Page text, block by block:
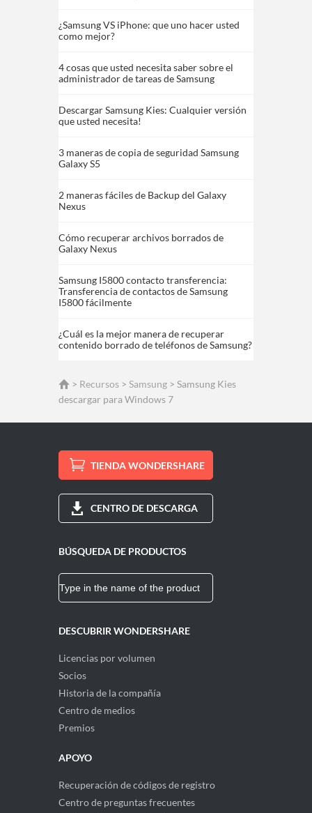
¿Samsung VS iPhone: que uno hacer usted
como mejor?
4 cosas que usted necesita saber sobre el
administrador de tareas de Samsung
Descargar Samsung Kies: Cualquier versión
que usted necesita!
3 maneras de copia de seguridad Samsung
Galaxy S5
2 maneras fáciles de Backup del Galaxy
Nexus
Cómo recuperar archivos borrados de
Galaxy Nexus
Samsung I5800 contacto transferencia:
Transferencia de contactos de Samsung
I5800 fácilmente
¿Cuál es la mejor manera de recuperar
contenido borrado de teléfonos de Samsung?
> Recursos > Samsung > Samsung Kies
descargar para Windows 7
TIENDA WONDERSHARE
CENTRO DE DESCARGA
BÚSQUEDA DE PRODUCTOS
DESCUBRIR WONDERSHARE
Licencias por volumen
Socios
Historia de la compañía
Centro de medios
Premios
APOYO
Recuperación de códigos de registro
Centro de preguntas frecuentes